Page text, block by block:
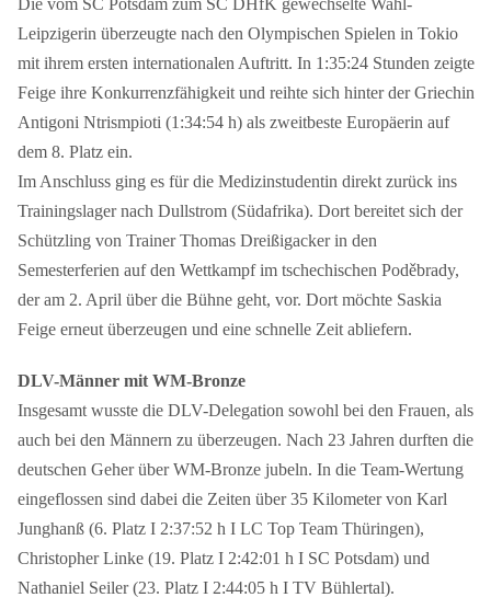
Die vom SC Potsdam zum SC DHfK gewechselte Wahl-
Leipzigerin überzeugte nach den Olympischen Spielen in Tokio
mit ihrem ersten internationalen Auftritt. In 1:35:24 Stunden zeigte
Feige ihre Konkurrenzfähigkeit und reihte sich hinter der Griechin
Antigoni Ntrismpioti (1:34:54 h) als zweitbeste Europäerin auf
dem 8. Platz ein.
Im Anschluss ging es für die Medizinstudentin direkt zurück ins
Trainingslager nach Dullstrom (Südafrika). Dort bereitet sich der
Schützling von Trainer Thomas Dreißigacker in den
Semesterferien auf den Wettkampf im tschechischen Poděbrady,
der am 2. April über die Bühne geht, vor. Dort möchte Saskia
Feige erneut überzeugen und eine schnelle Zeit abliefern.
DLV-Männer mit WM-Bronze
Insgesamt wusste die DLV-Delegation sowohl bei den Frauen, als
auch bei den Männern zu überzeugen. Nach 23 Jahren durften die
deutschen Geher über WM-Bronze jubeln. In die Team-Wertung
eingeflossen sind dabei die Zeiten über 35 Kilometer von Karl
Junghanß (6. Platz I 2:37:52 h I LC Top Team Thüringen),
Christopher Linke (19. Platz I 2:42:01 h I SC Potsdam) und
Nathaniel Seiler (23. Platz I 2:44:05 h I TV Bühlertal).